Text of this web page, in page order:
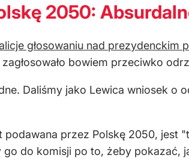
2050:
głosowaniu nad prezydenckim
bowiem przeciwko
Daliśmy jako Lewica wniosek o
przez Polskę 2050, jest
do komisji po to, żeby pokazać,